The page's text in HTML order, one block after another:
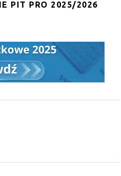
PIT PRO 2025/2026